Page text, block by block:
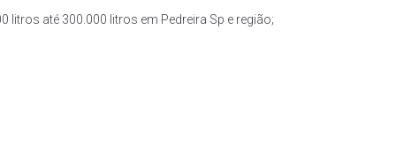
litros até 300.000 litros em Pedreira Sp e região;